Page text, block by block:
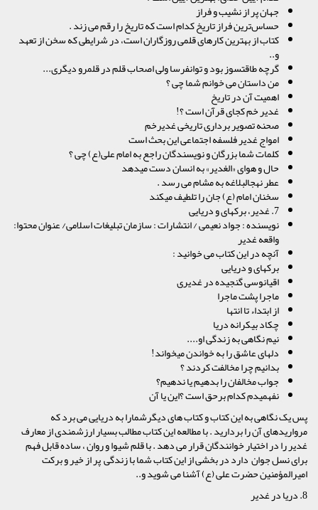
جهان پر از نشیب و فراز
حساس‌ترین فراز تاریخ کدام است که تاریخ را رقم می زند .
کتاب از بهترین کارهاى قلمى روزگاران است، در شرایطى که سخن از تعهد
و..
گرچه طاقت‏سوز بود و توان‏فرسا ولی اصحاب قلم در قلمرو دیگرى...
من داستان می خوانم شما چی ؟
اهمیت آن در تاریخ
غدیر خم کجای قرآن است ؟!
صحنه تصویر برداری تاریخى غدیرخم
امواج غدیر فلسفه اجتماعى این بحث است
کلمات شما بزرگان و نویسندگان راجع به امام على(ع) چی ؟
حال و هواى «الغدیر» به انسان دست مى‏دهد
عطر نهج‏البلاغه به مشام می رسد .
سخنان امام (ع) جان را تلطیف مى‏کند
7. غدیر، برکه‏اى و دریایى
نویسنده : جواد نعیمى / انتشارات : سازمان تبلیغات اسلامى/ عنوان محتوا:
واقعه غدیر
آنچه در این کتاب می خوانید :
برکه‏اى و دریایى
اقیانوسى گنجیده در غدیرى
ماجرا پشت ماجرا
از ابتداء تا انتها
چکاد بیکرانه دریا
نیم نگاهى به زندگى او....
دلهاى عاشق را به خواندن مى‏خواند!
بدانیم چرا مخالفت کردند ؟
جواب مخالفان را بدهیم یا ندهیم؟
نفهمیدم کدام برحق است ؟این یا آن
پس یک نگاهی به این کتاب و کتاب های دیگرشمارا به دریایی می برد که
مرواریدهای آن را بردارید . با مطالعه این کتاب مطالب بسیار ارزشمندی از معارف
غدیر را در اختیار خوانندگان قرار می دهد . با قلم شیوا و روان ، ساده قابل فهم
برای نسل جوان دارد در بخشى از این کتاب شما با زندگی پر از خیر و برکت
امیرالمؤمنین حضرت علی (ع) آشنا می شوید و..
8. دریا در غدیر